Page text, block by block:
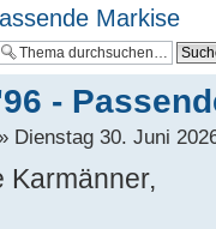
Markise
-
Dienstag 30. Juni
Karmänner,